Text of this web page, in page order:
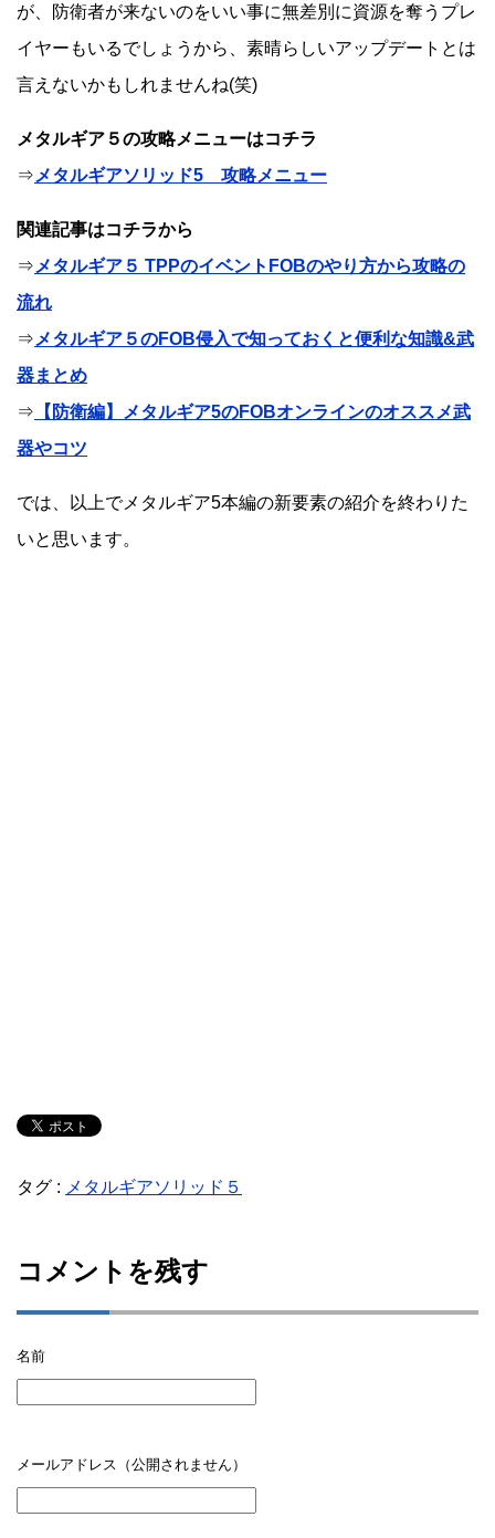
が、防衛者が来ないのをいい事に無差別に資源を奪うプレ
イヤーもいるでしょうから、素晴らしいアップデートとは
言えないかもしれませんね(笑)
メタルギア５の攻略メニューはコチラ
⇒ メタルギアソリッド5 攻略メニュー
関連記事はコチラから
⇒ メタルギア５ TPPのイベントFOBのやり方から攻略の
流れ
⇒ メタルギア５のFOB侵入で知っておくと便利な知識&武
器まとめ
⇒ 【防衛編】メタルギア5のFOBオンラインのオススメ武
器やコツ
では、以上でメタルギア5本編の新要素の紹介を終わりた
いと思います。
タグ : メタルギアソリッド５
コメントを残す
名前
メールアドレス（公開されません）